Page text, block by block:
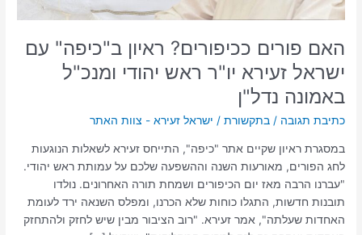
האם פורים ככיפורים? ראיון ב"כיפה" עם
ישראל זעירא יו"ר ראש יהודי ומנכ"ל
באמונה נדל"ן
כתיבת תגובה /בתקשורת / ישראל זעירא - צוות האתר
במסגרת ראיון שקיים אתר "כיפה", התייחס זעירא לשאלות הנוגעות
לחג הפורים, מאורעות השנה וההשפעה שלכם על עמותת ראש יהודי.
"עברנו הרבה מאז יום הכיפורים ושמחת תורה האחרונים. נולדו
תובנות חדשות, התגלו כוחות שלא הכרנו, ומפלס השנאה ירד לעומת
האחדות שעלתה", אמר זעירא. "רוב הציבור מבין שיש לחזק ולהתחזק
ראש
יהודי
באמונה
נדל"ן